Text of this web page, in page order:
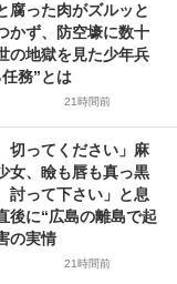
腐った肉がズルッと
かず、防空壕に数十
の地獄を見た少年兵
務”とは
21時間前
切ってください」麻
女、瞼も唇も真っ黒
討って下さい」と息
に“広島の離島で起
の実情
21時間前